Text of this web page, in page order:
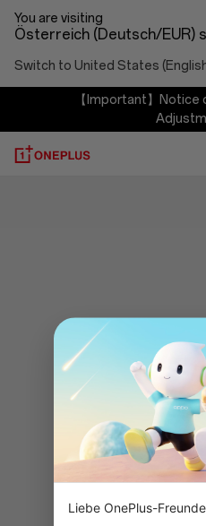
You are visiting
Österreich (Deutsch/EUR)
Switch to United States
【Important】
Liebe OnePlus-